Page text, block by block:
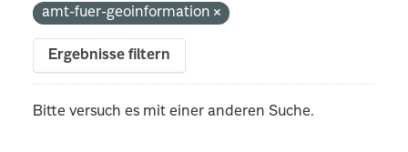
amt-fuer-geoinformation
Ergebnisse filtern
Bitte versuch es mit einer anderen Suche.